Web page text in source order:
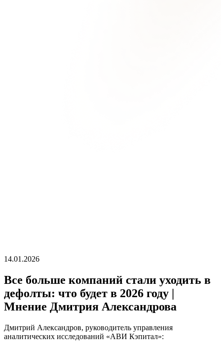
14.01.2026
Все больше компаний стали уходить в
дефолты: что будет в 2026 году |
Мнение Дмитрия Александрова
Дмитрий Александров, руководитель управления
аналитических исследований «АВИ Кэпитал»: